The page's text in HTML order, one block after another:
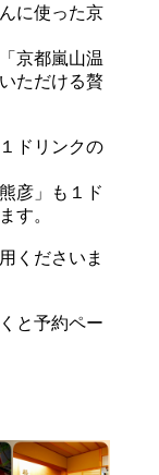
に使った京
京都嵐山温
ただける贅
ドリンクの
彦」も１ド
す。
くださいま
と予約ペー